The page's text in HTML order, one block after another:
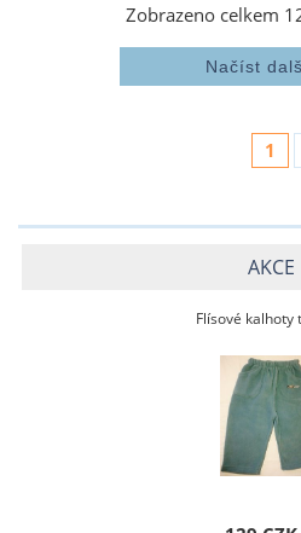
Zobrazeno celkem
1
AKCE
Flísové kalhoty